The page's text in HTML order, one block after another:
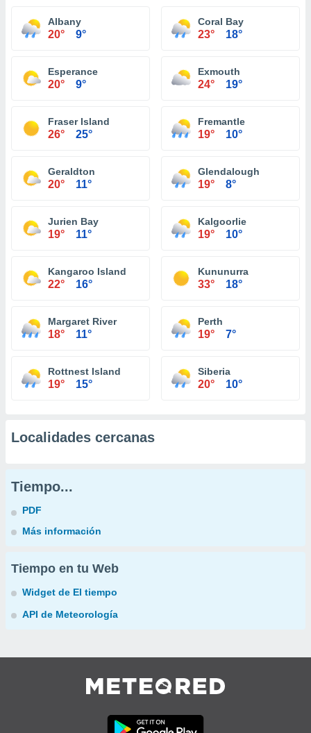
Albany
20° 9°
Coral Bay
23° 18°
Esperance
20° 9°
Exmouth
24° 19°
Fraser Island
26° 25°
Fremantle
19° 10°
Geraldton
20° 11°
Glendalough
19° 8°
Jurien Bay
19° 11°
Kalgoorlie
19° 10°
Kangaroo Island
22° 16°
Kununurra
33° 18°
Margaret River
18° 11°
Perth
19° 7°
Rottnest Island
19° 15°
Siberia
20° 10°
Localidades cercanas
Tiempo...
PDF
Más información
Tiempo en tu Web
Widget de El tiempo
API de Meteorología